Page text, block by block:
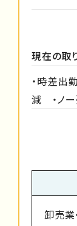
現在の取
・時差出
減 ・ノ
卸売業